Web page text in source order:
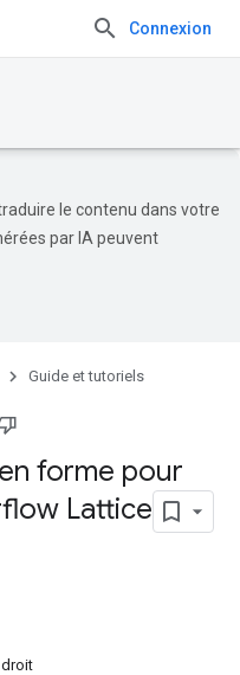
Connexion
le contenu dans votre
par IA peuvent
Guide et tutoriels
forme pour
Lattice
droit